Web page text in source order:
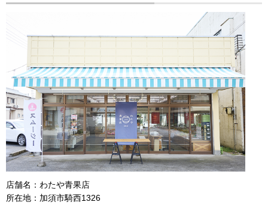
店舗名：わたや青果店
所在地：加須市騎西1326